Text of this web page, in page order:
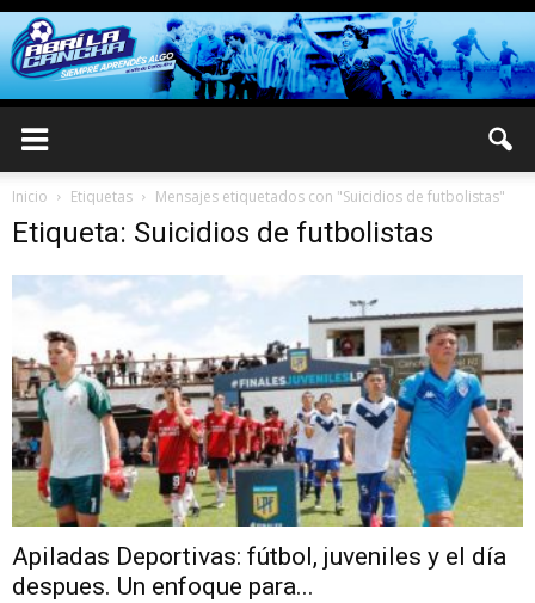
Inicio Etiquetas Mensajes etiquetados con "Suicidios de futbolistas"
Etiqueta: Suicidios de futbolistas
Apiladas Deportivas: fútbol, juveniles y el día
despues. Un enfoque para...